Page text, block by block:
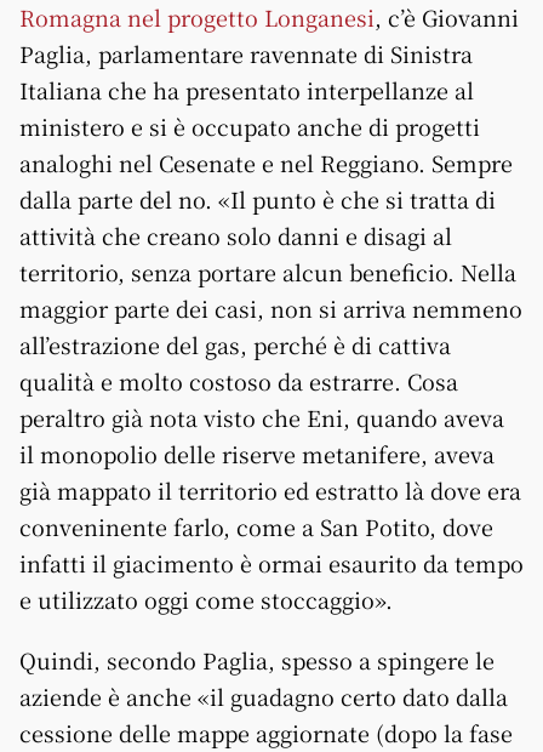
Romagna nel progetto Longanesi, c’è Giovanni
Paglia, parlamentare ravennate di Sinistra
Italiana che ha presentato interpellanze al
ministero e si è occupato anche di progetti
analoghi nel Cesenate e nel Reggiano. Sempre
dalla parte del no. «Il punto è che si tratta di
attività che creano solo danni e disagi al
territorio, senza portare alcun beneficio. Nella
maggior parte dei casi, non si arriva nemmeno
all’estrazione del gas, perché è di cattiva
qualità e molto costoso da estrarre. Cosa
peraltro già nota visto che Eni, quando aveva
il monopolio delle riserve metanifere, aveva
già mappato il territorio ed estratto là dove era
conveninente farlo, come a San Potito, dove
infatti il giacimento è ormai esaurito da tempo
e utilizzato oggi come stoccaggio».
Quindi, secondo Paglia, spesso a spingere le
aziende è anche «il guadagno certo dato dalla
cessione delle mappe aggiornate (dopo la fase